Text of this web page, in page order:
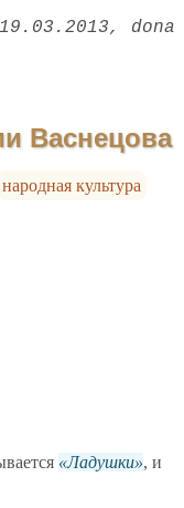
19.03.2013 dona
Васнецова
народная культура
Ладушки , и